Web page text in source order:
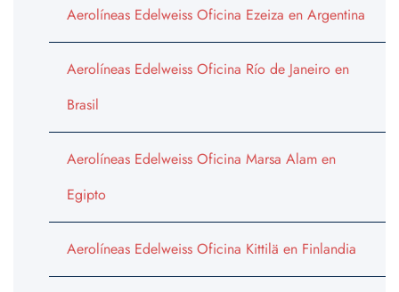
Aerolíneas Edelweiss Oficina Ezeiza en Argentina
Aerolíneas Edelweiss Oficina Río de Janeiro en
Brasil
Aerolíneas Edelweiss Oficina Marsa Alam en
Egipto
Aerolíneas Edelweiss Oficina Kittilä en Finlandia